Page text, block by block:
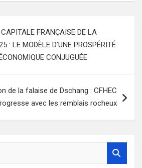
FRANÇAISE DE LA
: LE MODÈLE D’UNE PROSPÉRITÉ
CONJUGUÉE
de la falaise de Dschang : CFHEC
avec les remblais rocheux